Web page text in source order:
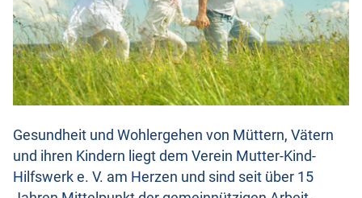
Gesundheit und Wohlergehen von Müttern, Vätern
und ihren Kindern liegt dem Verein Mutter-Kind-
Hilfswerk e. V. am Herzen und sind seit über 15